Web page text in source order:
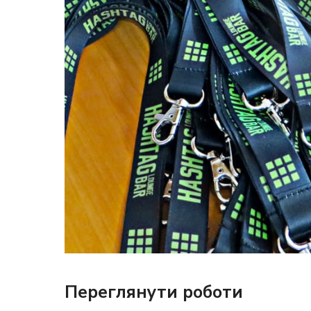
ПРАПОРИ КРАЇН СВІТУ
ПРАПОРИ МІСТ ТА СІЛ
УКРАЇНИ
ІСТОРИЧНІ ПРАПОРИ
ПІРАТСЬКІ ПРАПОРИ
АКСЕСУАРИ ТА
СУВЕНІРИ
Переглянути роботи